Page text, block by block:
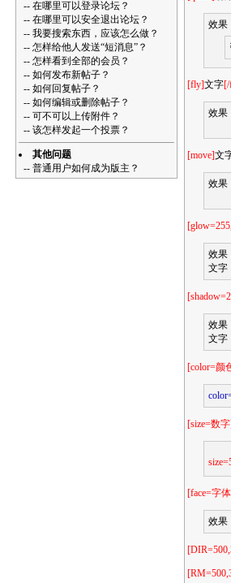
-- 在哪里可以登录论坛？
-- 在哪里可以安全退出论坛？
-- 我要搜索东西，应该怎么做？
-- 怎样给他人发送“短消息”？
-- 怎样看到全部的会员？
-- 如何发布新帖子？
-- 如何回复帖子？
-- 如何编辑或删除帖子？
-- 可不可以上传附件？
-- 该怎样发起一个投票？
其他问题
-- 普通用户如何成为版主？
效果
[fly]文字[/
效果
[move]文
效果
效果
文字
效果
文字
[color=颜
[size=数
[face=字
效果